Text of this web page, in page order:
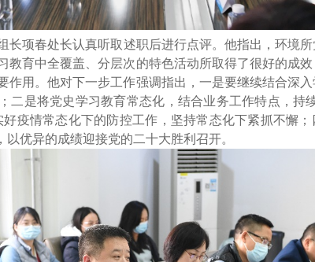
项春处长认真听取述职后进行点评。他指出，环境
教育中全覆盖、分层次的特色活动所取得了很好的成
作用。他对下一步工作强调指出，一是要继续结合深
二是将党史学习教育常态化，结合业务工作特点，持
疫情常态化下的防控工作，坚持常态化下紧抓不懈
以优异的成绩迎接党的二十大胜利召开。